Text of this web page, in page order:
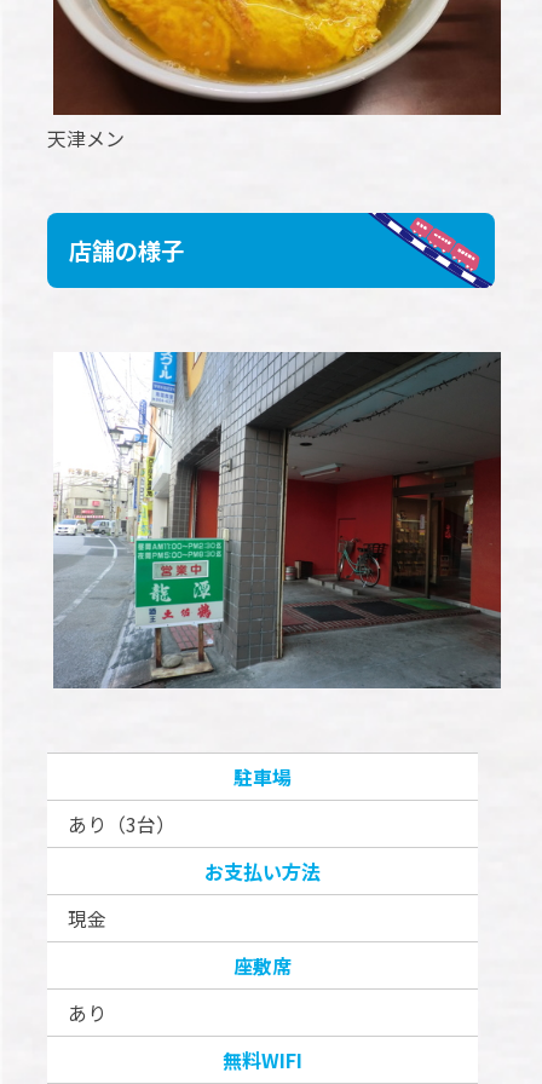
天津メン
店舗の様子
駐車場
あり（3台）
お支払い方法
現金
座敷席
あり
無料WIFI